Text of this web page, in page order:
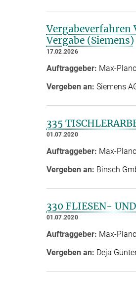
Vergabeverfahren
Vergabe (Siemens)
17.02.2026
Auftraggeber: Max-
Vergeben an: Siemens
335
01.07.2020
Auftraggeber: Max-
Vergeben an: Binsch
330 FLIESEN-
01.07.2020
Auftraggeber: Max-
Vergeben an: Deja